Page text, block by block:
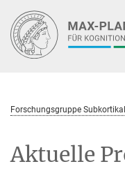
Hauptinhalt
Forschungsgruppe
Aktuelle